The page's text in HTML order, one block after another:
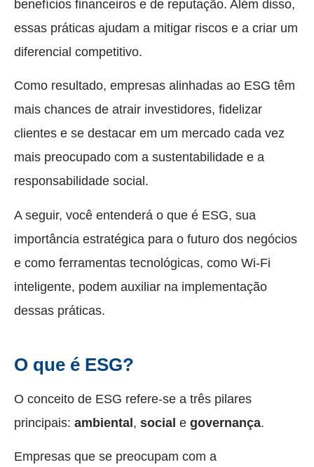
benefícios financeiros e de reputação. Além disso,
essas práticas ajudam a mitigar riscos e a criar um
diferencial competitivo.
Como resultado, empresas alinhadas ao ESG têm
mais chances de atrair investidores, fidelizar
clientes e se destacar em um mercado cada vez
mais preocupado com a sustentabilidade e a
responsabilidade social.
A seguir, você entenderá o que é ESG, sua
importância estratégica para o futuro dos negócios
e como ferramentas tecnológicas, como Wi-Fi
inteligente, podem auxiliar na implementação
dessas práticas.
O que é ESG?
O conceito de ESG refere-se a três pilares
principais: ambiental, social e governança.
Empresas que se preocupam com a